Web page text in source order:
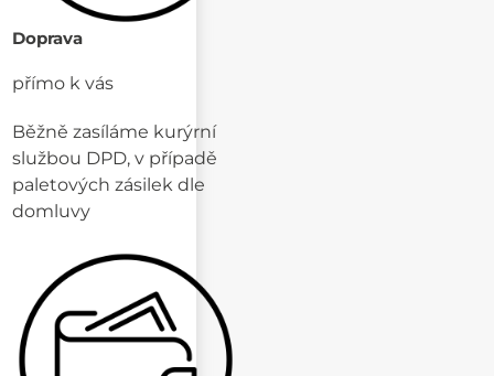
Doprava
přímo k vás
Běžně zasíláme kurýrní
službou DPD, v případě
paletových zásilek dle
domluvy